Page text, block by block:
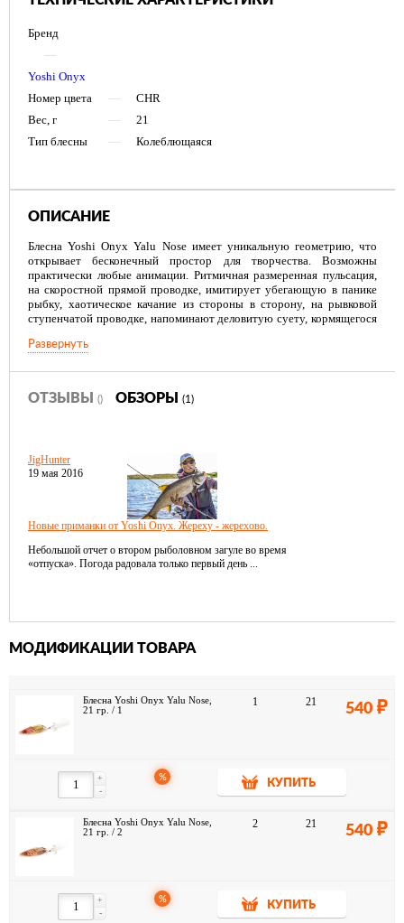
Бренд
—
Yoshi Onyx
Номер цвета
—
CHR
Вес, г
—
21
Тип блесны
— Колеблющаяся
ОПИСАНИЕ
Блесна Yoshi Onyx Yalu Nose имеет уникальную геометрию, что
открывает бесконечный простор для творчества. Возможны
практически любые анимации. Ритмичная размеренная пульсация,
на скоростной прямой проводке, имитирует убегающую в панике
рыбку, хаотическое качание из стороны в сторону, на рывковой
ступенчатой проводке, напоминают деловитую суету, кормящегося
воспроизводит движения резвящейся в толще воды молоди.
Развернуть
ОТЗЫВЫ () ОБЗОРЫ (1)
JigHunter
19 мая 2016
Новые приманки от Yoshi Onyx. Жереху - жерехово.
Небольшой отчет о втором рыболовном загуле во время
«отпуска». Погода радовала только первый день ...
МОДИФИКАЦИИ ТОВАРА
Блесна Yoshi Onyx Yalu Nose,
21 гр. / 1
1 21 540
-
+ %
КУПИТЬ
Блесна Yoshi Onyx Yalu Nose,
21 гр. / 2
2 21 540
-
+ %
КУПИТЬ